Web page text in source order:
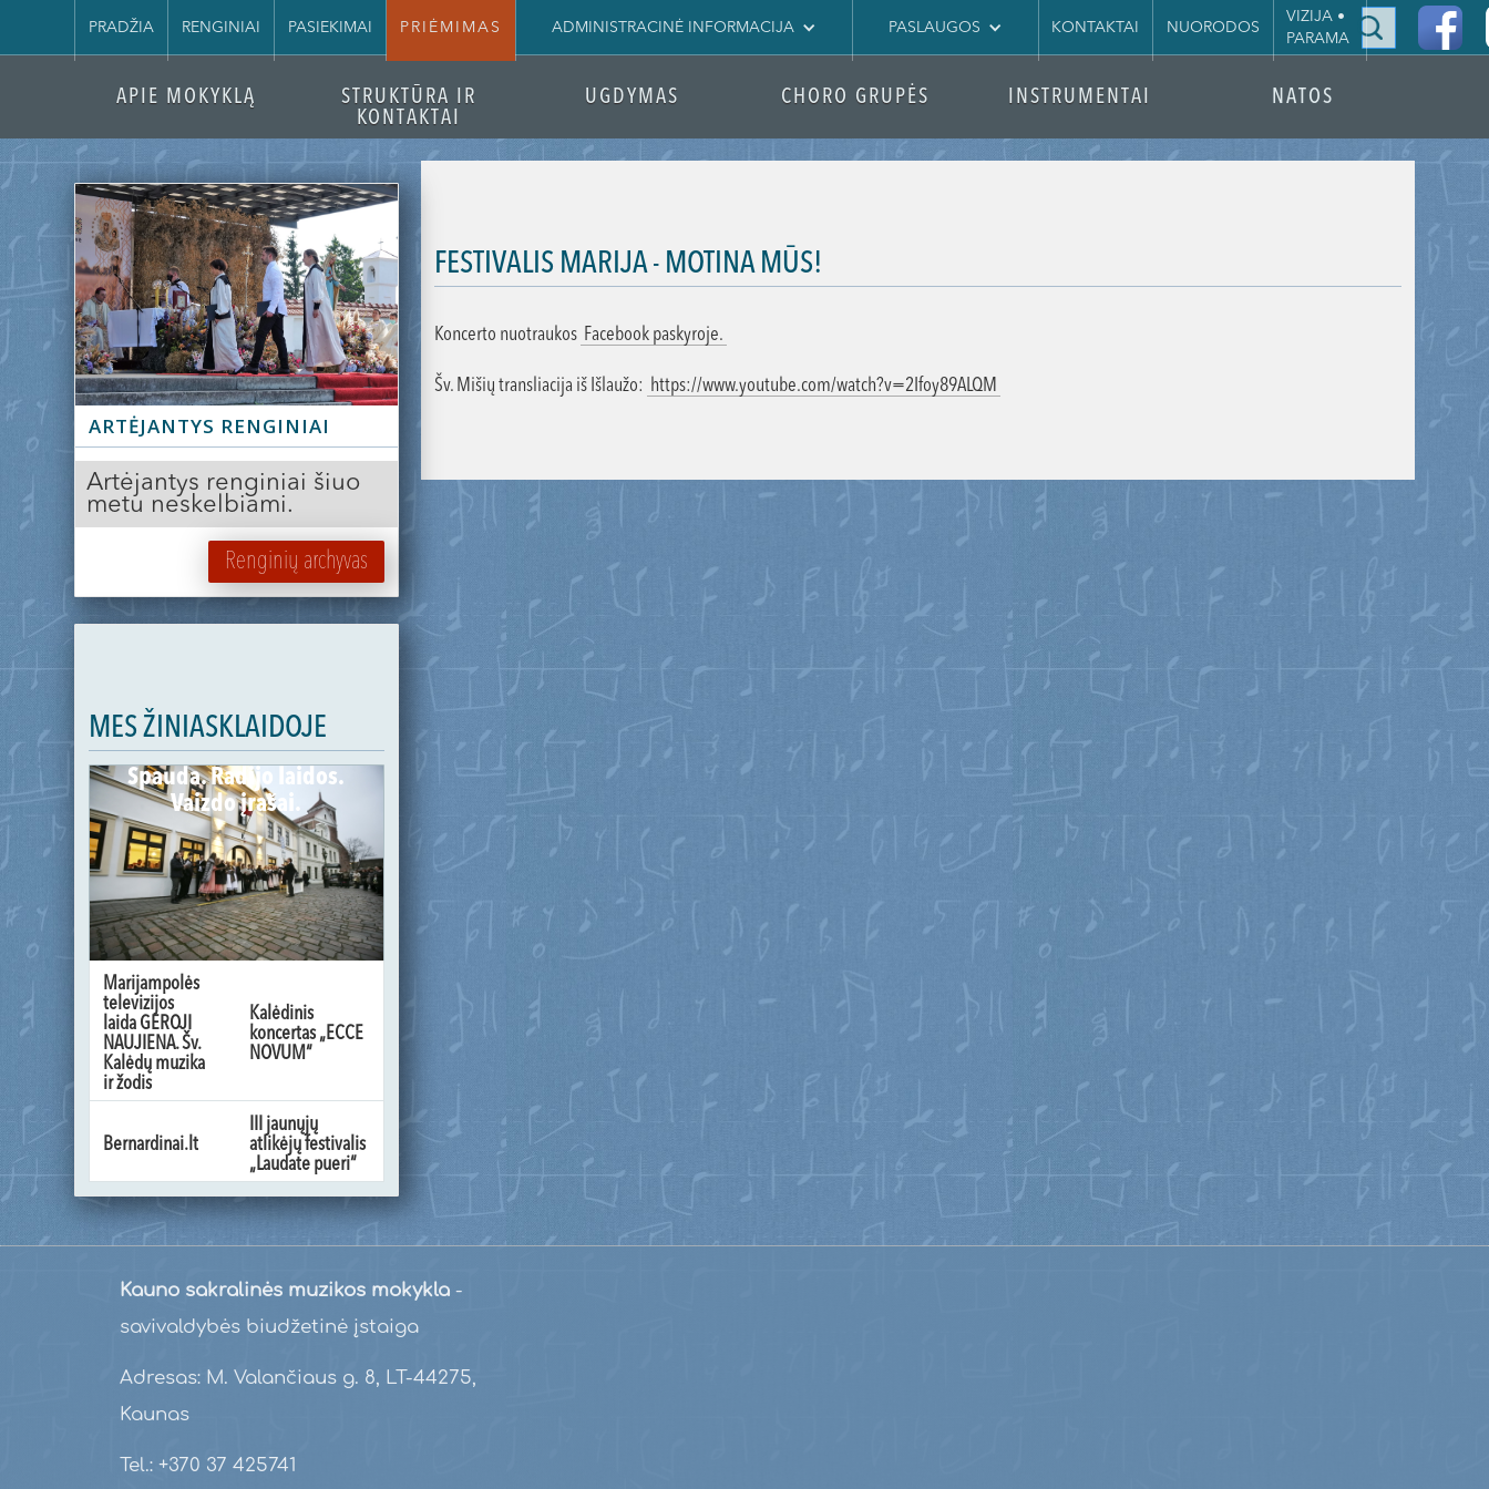
PRADŽIA RENGINIAI PASIEKIMAI PRIĖMIMAS ADMINISTRACINĖ INFORMACIJA PASLAUGOS KONTAKTAI NUORODOS
VIZIJA •
PARAMA
|
APIE MOKYKLĄ
STRUKTŪRA IR
KONTAKTAI
UGDYMAS CHORO GRUPĖS INSTRUMENTAI NATOS
ARTĖJANTYS RENGINIAI
Artėjantys renginiai šiuo
metu neskelbiami.
Renginių archyvas
MES ŽINIASKLAIDOJE
Spauda. Radijo laidos.
Vaizdo įrašai.
Marijampolės
televizijos
laida GEROJI
NAUJIENA. Šv.
Kalėdų muzika
ir žodis
Kalėdinis
koncertas „ECCE
NOVUM“
Bernardinai.lt
III jaunųjų
atlikėjų festivalis
„Laudate pueri“
FESTIVALIS MARIJA - MOTINA MŪS!
Koncerto nuotraukos Facebook paskyroje.
Šv. Mišių transliacija iš Išlaužo: https://www.youtube.com/watch?v=2Ifoy89ALQM
Kauno sakralinės muzikos mokykla-
savivaldybės biudžetinė įstaiga
Adresas: M. Valančiaus g. 8, LT-44275,
Kaunas
Tel.: +370 37 425741